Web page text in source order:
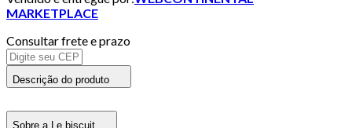
MARKETPLACE
Consultar frete e prazo
Descrição do produto
Sobre a Le biscuit